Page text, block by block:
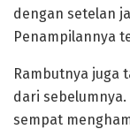
dengan setelan
Penampilannya
Rambutnya juga
dari
sempat